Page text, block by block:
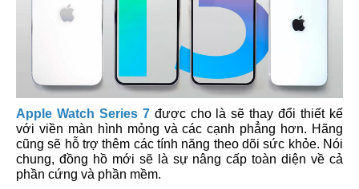
Apple Watch Series 7được cho là sẽ thay đổi thiết kế
với viền màn hình mỏng và các cạnh phẳng hơn. Hãng
cũng sẽ hỗ trợ thêm các tính năng theo dõi sức khỏe. Nói
chung, đồng hồ mới sẽ là sự nâng cấp toàn diện về cả
phần cứng và phần mềm.